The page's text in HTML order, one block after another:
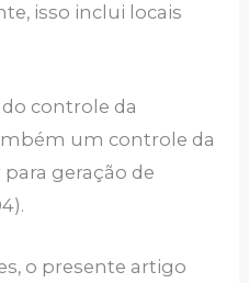
isso inclui locais
controle da
um controle da
geração de
o presente artigo